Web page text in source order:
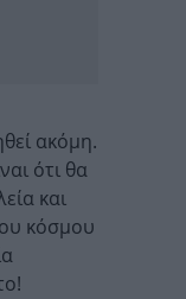
ακόμη.
ότι θα
και
κόσμου